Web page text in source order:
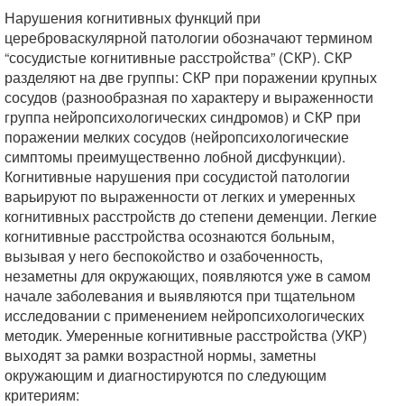
Нарушения когнитивных функций при
цереброваскулярной патологии обозначают термином
“сосудистые когнитивные расстройства” (СКР). СКР
разделяют на две группы: СКР при поражении крупных
сосудов (разнообразная по характеру и выраженности
группа нейропсихологических синдромов) и СКР при
поражении мелких сосудов (нейропсихологические
симптомы преимущественно лобной дисфункции).
Когнитивные нарушения при сосудистой патологии
варьируют по выраженности от легких и умеренных
когнитивных расстройств до степени деменции. Легкие
когнитивные расстройства осознаются больным,
вызывая у него беспокойство и озабоченность,
незаметны для окружающих, появляются уже в самом
начале заболевания и выявляются при тщательном
исследовании с применением нейропсихологических
методик. Умеренные когнитивные расстройства (УКР)
выходят за рамки возрастной нормы, заметны
окружающим и диагностируются по следующим
критериям: